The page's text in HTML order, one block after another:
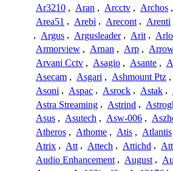
Ar3210 , Aran , Arcctv , Archos ,
Area51 , Arebi , Arecont , Arenti
, Argus , Argusleader , Arit ,
Armorview , Arnan , Arp ,
Arvani Cctv , Asagio , Asante ,
Asecam , Asgari , Ashmount Ptz ,
Asoni , Aspac , Asrock , Astak ,
Astra Streaming , Astrind ,
Asus , Asutech , Asw-006 ,
Atheros , Athome , Atis , Atlantis
Atrix , Att , Attech , Attichd ,
Audio Enhancement , August ,